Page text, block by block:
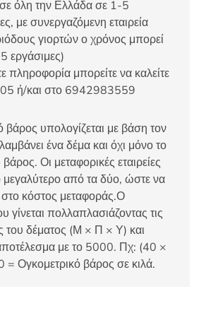
όλη την Ελλάδα σε 1-5
με συνεργαζόμενη εταιρεία
γιορτών ο χρόνος μπορεί
εργάσιμες)
πληροφορία μπορείτε να καλείτε
ή/και στο 6942983559
βάρος υπολογίζεται με βάση τον
ένα δέμα και όχι μόνο το
Οι μεταφορικές εταιρείες
από τα δύο, ώστε να
στο κόστος μεταφοράς.Ο
γίνεται πολλαπλασιάζοντας τις
του δέματος (Μ × Π × Υ) και
με το 5000. Πχ: (40 ×
Ογκομετρικό βάρος σε κιλά.